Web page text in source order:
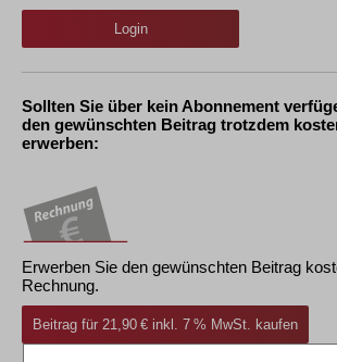
Login
Sollten Sie über kein Abonnement
den gewünschten Beitrag trotzdem
erwerben:
Erwerben Sie den gewünschten Beitrag
Rechnung.
Beitrag für 21,90 € inkl. 7 % MwSt. kaufen